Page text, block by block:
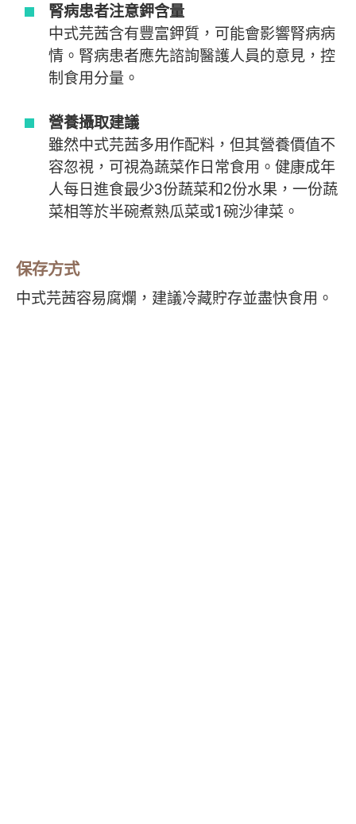
腎病患者注意鉀含量
中式芫茜含有豐富鉀質，可能會影響腎病病
情。腎病患者應先諮詢醫護人員的意見，控
制食用分量。
營養攝取建議
雖然中式芫茜多用作配料，但其營養價值不
容忽視，可視為蔬菜作日常食用。健康成年
人每日進食最少3份蔬菜和2份水果，一份蔬
菜相等於半碗煮熟瓜菜或1碗沙律菜。
保存方式
中式芫茜容易腐爛，建議冷藏貯存並盡快食用。